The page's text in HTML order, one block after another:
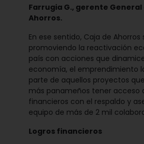
Farrugia G., gerente General
Ahorros.
En ese sentido, Caja de Ahorros
promoviendo la reactivación
país con acciones que
economía, el emprendimiento
parte de aquellos proyectos
más panameños tener acceso
financieros con el respaldo y
equipo de más de 2 mil
Logros financieros